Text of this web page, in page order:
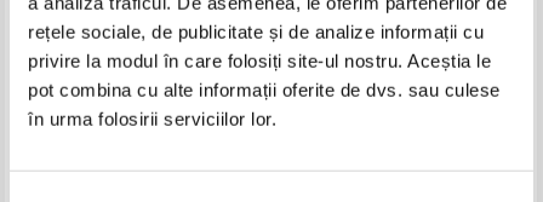
rețele sociale, de publicitate și de analize informații cu
privire la modul în care folosiți site-ul nostru. Aceștia le
pot combina cu alte informații oferite de dvs. sau culese
în urma folosirii serviciilor lor.
Antologia fabulei romanesti
Pret: 10,00Lei 5,00 Lei
Adaugă în coș
Dimitrie Bolintineanu - Legende
istorice (volumul 1)
Pret:10,00Lei 4,00 Lei
Adaugă în coș
-50% -60%